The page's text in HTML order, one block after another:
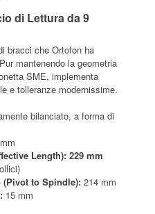
di Lettura da 9
bracci che Ortofon ha
mantenendo la geometria
SME, implementa
e tolleranze modernissime.
bilanciato, a forma di
Length): 229 mm
(Pivot to Spindle): 214 mm
15 mm